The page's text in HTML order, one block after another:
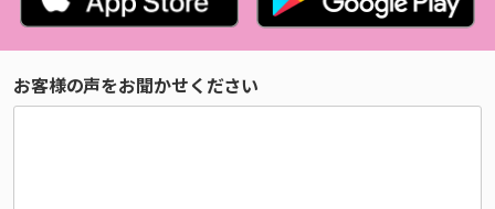
お客様の声をお聞かせください